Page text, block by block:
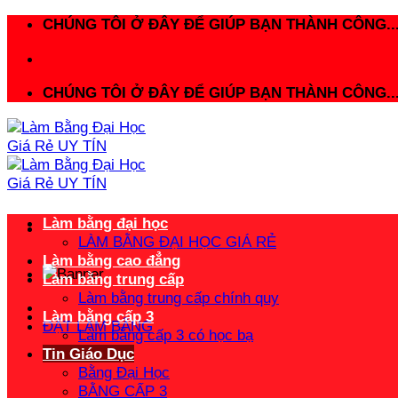
CHÚNG TÔI Ở ĐÂY ĐỂ GIÚP BẠN THÀNH
CHÚNG TÔI Ở ĐÂY ĐỂ GIÚP BẠN THÀNH
ĐẶT LÀM BẰNG
Làm bằng đại học
LÀM BẰNG ĐẠI HỌC GIÁ RẺ
Làm bằng cao đẳng
Làm bằng trung cấp
Làm bằng trung cấp chính quy
Làm bằng cấp 3
Làm bằng cấp 3 có học bạ
Tin Giáo Dục
Bằng Đại Học
BẰNG CẤP 3